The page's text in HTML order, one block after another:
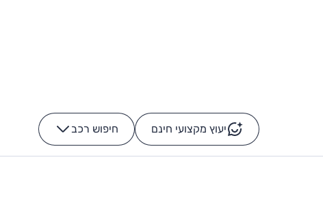
יעוץ מקצועי חינם חיפוש רכב -